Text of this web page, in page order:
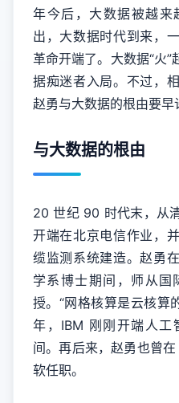
年今后，大数据被越来
出，大数据时代到来，
革命开端了。大数据“火
据痴迷者入局。不过，
赵勇与大数据的根由要早
与大数据的根由
20 世纪 90 时代末，从
开端在北京电信作业，
缆监测系统建造。赵勇
学系博士期间，师从国
授。“网格核算是云核算
年，IBM 刚刚开端人
间。再后来，赵勇也曾
软任职。